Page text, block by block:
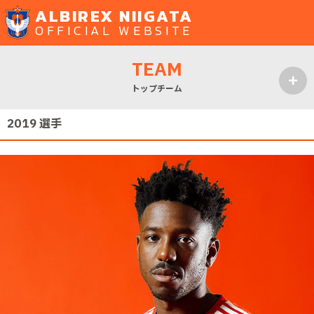
ALBIREX NIIGATA
OFFICIAL WEBSITE
TEAM
トップチーム
2019 選手